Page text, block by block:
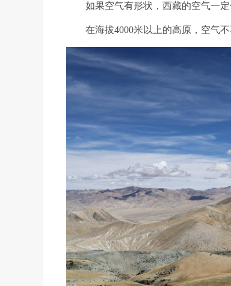
如果空气有形状，西藏的空气一
在海拔4000米以上的高原，空气